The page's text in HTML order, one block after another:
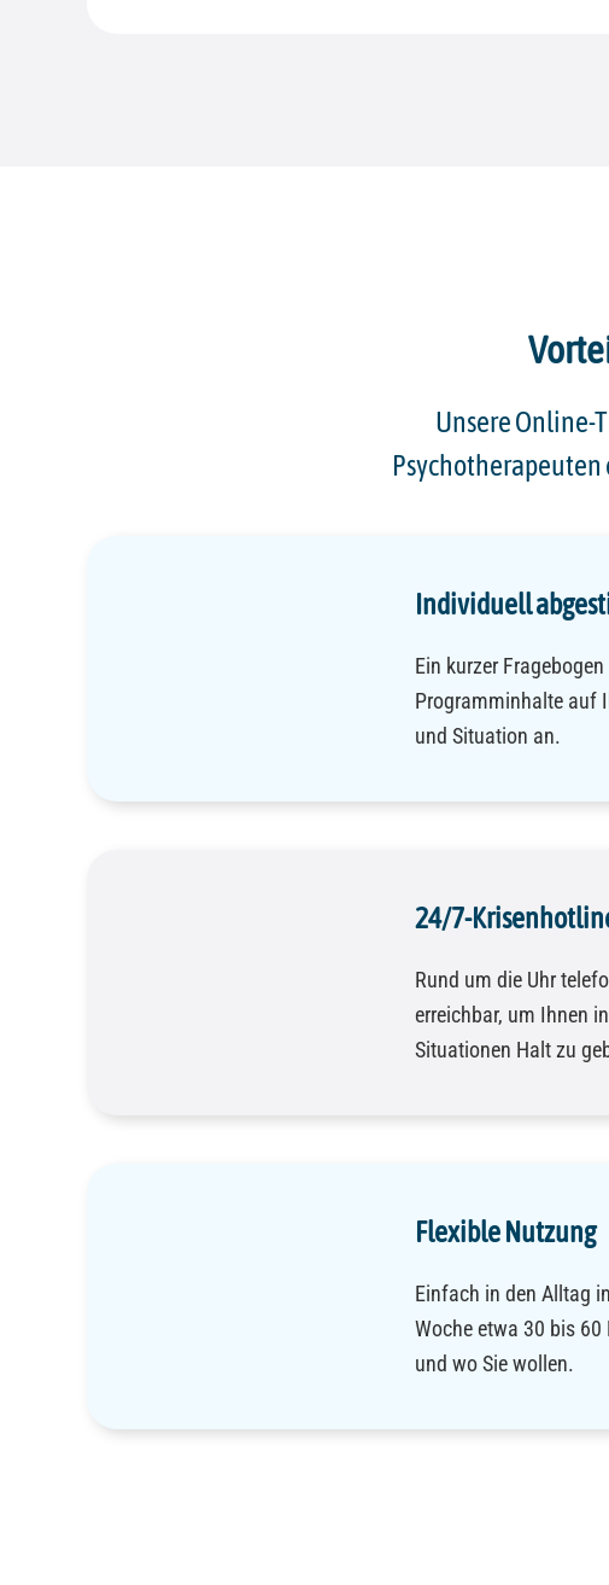
Unsere Online-
Individuell
Ein kurzer
Programminhalte auf
und Situation an.
24/7-
Rund um die Uhr
erreichbar, um Ihnen
Situationen Halt zu
Flexible Nutzung
Einfach in den Alltag
Woche etwa 30 bis
und wo Sie wollen.